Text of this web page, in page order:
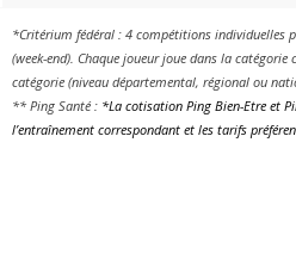
*Critérium fédéral : 4 compétitions individuelles
(week-end). Chaque joueur joue dans la
catégorie (niveau départemental, régional ou
** Ping Santé : *La cotisation Ping Bien-Etre et
l’entraînement correspondant et les tarifs